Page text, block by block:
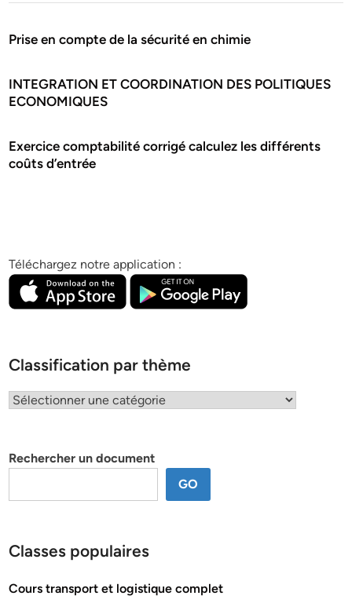
Prise en compte de la sécurité en chimie
INTEGRATION ET COORDINATION DES POLITIQUES
ECONOMIQUES
Exercice comptabilité corrigé calculez les différents
coûts d’entrée
Téléchargez notre application :
Classification par thème
Classification
Rechercher un document
GO
Classes populaires
Cours transport et logistique complet